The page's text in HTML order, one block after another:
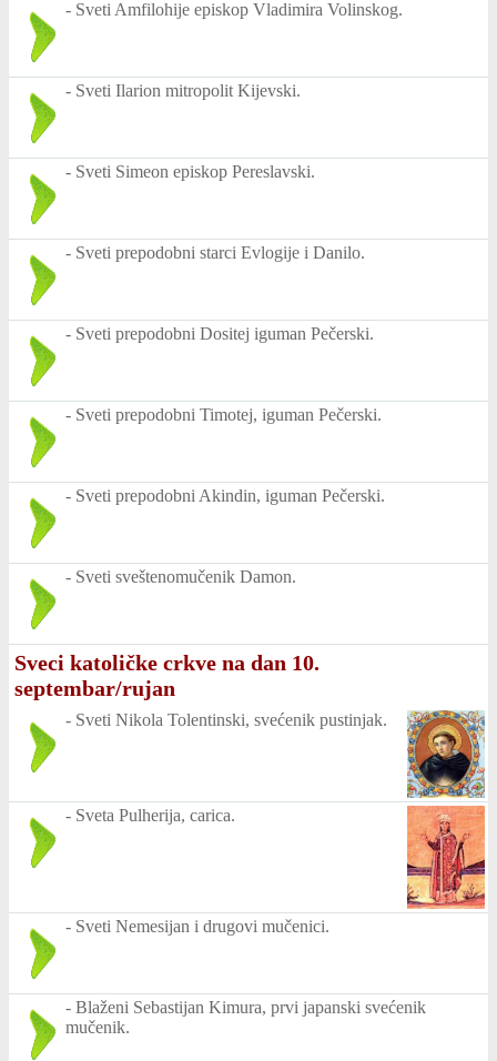
- Sveti Amfilohije episkop Vladimira Volinskog.
- Sveti Ilarion mitropolit Kijevski.
- Sveti Simeon episkop Pereslavski.
- Sveti prepodobni starci Evlogije i Danilo.
- Sveti prepodobni Dositej iguman Pečerski.
- Sveti prepodobni Timotej, iguman Pečerski.
- Sveti prepodobni Akindin, iguman Pečerski.
- Sveti sveštenomučenik Damon.
Sveci katoličke crkve na dan 10.
septembar/rujan
- Sveti Nikola Tolentinski, svećenik pustinjak.
- Sveta Pulherija, carica.
- Sveti Nemesijan i drugovi mučenici.
- Blaženi Sebastijan Kimura, prvi japanski svećenik
mučenik.